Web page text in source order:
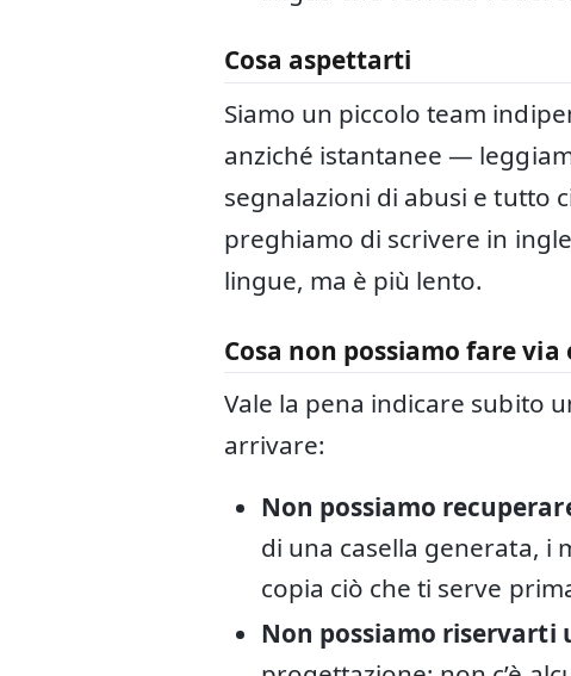
Cosa aspettarti
Siamo un piccolo team
anziché istantanee —
segnalazioni di abusi e tutto
preghiamo di scrivere in
lingue, ma è più lento.
Cosa non possiamo fare via
Vale la pena indicare subito
arrivare:
Non possiamo
di una casella generata, i
copia ciò che ti serve
Non possiamo riservarti